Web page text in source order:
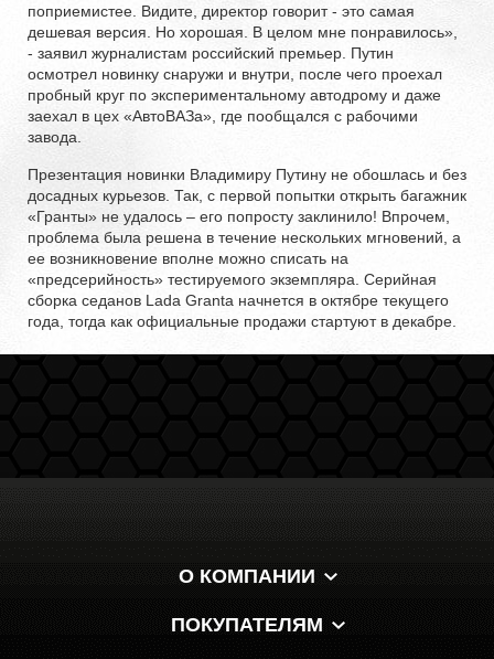
поприемистее. Видите, директор говорит - это самая
дешевая версия. Но хорошая. В целом мне понравилось»,
- заявил журналистам российский премьер. Путин
осмотрел новинку снаружи и внутри, после чего проехал
пробный круг по экспериментальному автодрому и даже
заехал в цех «АвтоВАЗа», где пообщался с рабочими
завода.
Презентация новинки Владимиру Путину не обошлась и без
досадных курьезов. Так, с первой попытки открыть багажник
«Гранты» не удалось – его попросту заклинило! Впрочем,
проблема была решена в течение нескольких мгновений, а
ее возникновение вполне можно списать на
«предсерийность» тестируемого экземпляра. Серийная
сборка седанов Lada Granta начнется в октябре текущего
года, тогда как официальные продажи стартуют в декабре.
О КОМПАНИИ
ПОКУПАТЕЛЯМ